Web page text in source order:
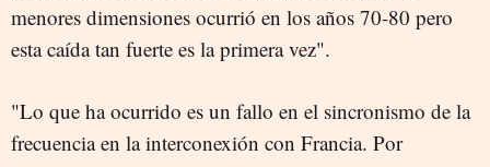
menores dimensiones ocurrió en los años 70-80 pero
esta caída tan fuerte es la primera vez".
"Lo que ha ocurrido es un fallo en el sincronismo de la
frecuencia en la interconexión con Francia. Por